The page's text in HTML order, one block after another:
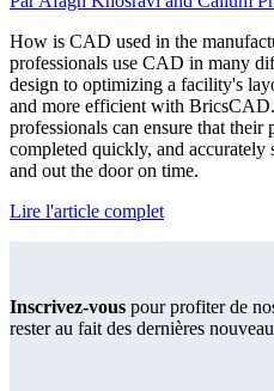
How is CAD used in the
professionals use CAD in many
design to optimizing a facility's
and more efficient with
professionals can ensure that their
completed quickly, and accurately
and out the door on time.
Lire l'article complet
Inscrivez-vous pour profiter de
rester au fait des dernières